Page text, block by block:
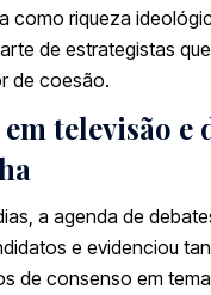
como riqueza
de estrategistas
de coesão.
televisão e
a agenda de
e evidenciou
de consenso em